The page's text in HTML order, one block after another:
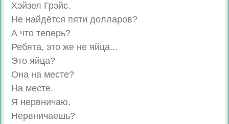
Хэйзел Грэйс.
Не найдётся пяти долларов?
А что теперь?
Ребята, это же не яйца...
Это яйца?
Она на месте?
На месте.
Я нервничаю.
Нервничаешь?